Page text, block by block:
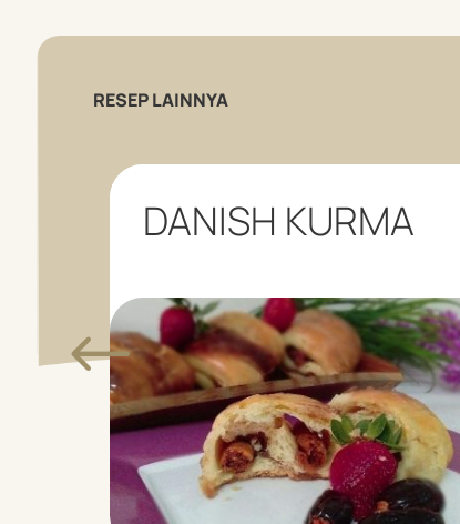
RESEP LAINNYA
DANISH KURMA